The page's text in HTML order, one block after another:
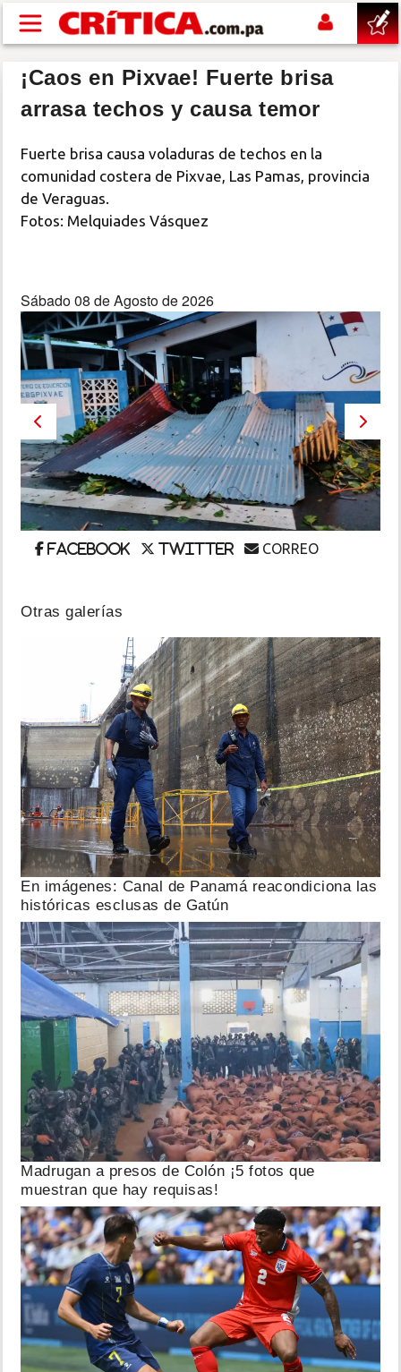
Pasar al contenido principal
buscar
NACIONAL
POLÍTICA
DEPORTES
MUNDO
INSÓLITAS
MULTIMEDIA
¡Caos en Pixvae! Fuerte brisa
arrasa techos y causa temor
Fuerte brisa causa voladuras de techos en la
comunidad costera de Pixvae, Las Pamas, provincia
de Veraguas.
Fotos: Melquiades Vásquez
Sábado 08 de Agosto de 2026
Previous Next
Facebook Twitter CORREO
Otras galerías
En imágenes: Canal de Panamá reacondiciona las
históricas esclusas de Gatún
Madrugan a presos de Colón ¡5 fotos que
muestran que hay requisas!